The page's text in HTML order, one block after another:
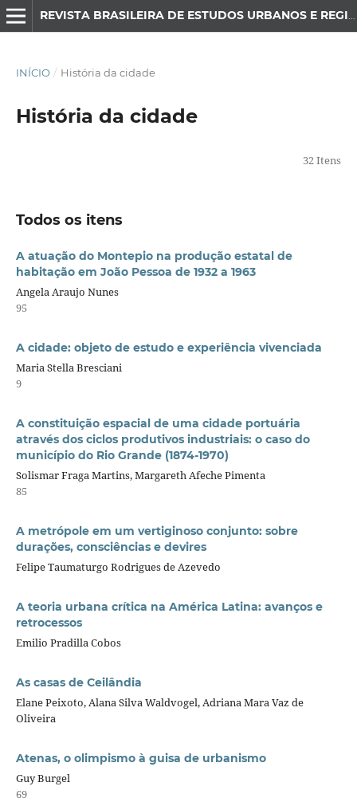
INÍCIO / História da cidade
História da cidade
32 Itens
Todos os itens
A atuação do Montepio na produção estatal de
habitação em João Pessoa de 1932 a 1963
Angela Araujo Nunes
95
A cidade: objeto de estudo e experiência vivenciada
Maria Stella Bresciani
9
A constituição espacial de uma cidade portuária
através dos ciclos produtivos industriais: o caso do
município do Rio Grande (1874-1970)
Solismar Fraga Martins, Margareth Afeche Pimenta
85
A metrópole em um vertiginoso conjunto: sobre
durações, consciências e devires
Felipe Taumaturgo Rodrigues de Azevedo
A teoria urbana crítica na América Latina: avanços e
retrocessos
Emilio Pradilla Cobos
As casas de Ceilândia
Elane Peixoto, Alana Silva Waldvogel, Adriana Mara Vaz de
Oliveira
Atenas, o olimpismo à guisa de urbanismo
Guy Burgel
69